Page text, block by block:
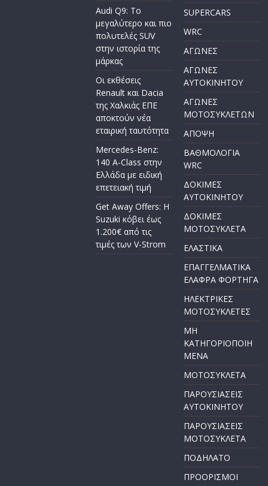
Audi Q9: Το
μεγαλύτερο και πιο
πολυτελές SUV
στην ιστορία της
μάρκας
Οι εκθέσεις
Renault και Dacia
της Χαλκιάς ΕΠΕ
αποκτούν νέα
εταιρική ταυτότητα
Mercedes-Benz:
140 A-Class στην
Ελλάδα με ειδική
επετειακή τιμή
Get Away Offers: Η
Suzuki κόβει έως
1.200€ από τις
τιμές των V-Strom
SUPERCARS
WRC
ΑΓΩΝΕΣ
ΑΓΩΝΕΣ
AYTOKINHTOY
ΑΓΩΝΕΣ
ΜΟΤΟΣΥΚΛΕΤΩΝ
ΑΠΟΨΗ
ΒΑΘΜΟΛΟΓΙΑ
WRC
ΔΟΚΙΜΕΣ
ΑΥΤΟΚΙΝΗΤΟΥ
ΔΟΚΙΜΕΣ
ΜΟΤΟΣΥΚΛΕΤΑ
ΕΛΑΣΤΙΚΑ
ΕΠΑΓΓΕΛΜΑΤΙΚΑ
ΕΛΑΦΡΑ ΦΟΡΤΗΓΑ
ΗΛΕΚΤΡΙΚΕΣ
ΜΟΤΟΣΥΚΛΕΤΕΣ
ΜΗ
ΚΑΤΗΓΟΡΙΟΠΟΙΗ
ΜΕΝΑ
ΜΟΤΟΣΥΚΛΕΤΑ
ΠΑΡΟΥΣΙΑΣΕΙΣ
ΑΥΤΟΚΙΝΗΤΟΥ
ΠΑΡΟΥΣΙΑΣΕΙΣ
ΜΟΤΟΣΥΚΛΕΤΑ
ΠΟΔΗΛΑΤΟ
ΠΡΟΟΡΙΣΜΟΙ